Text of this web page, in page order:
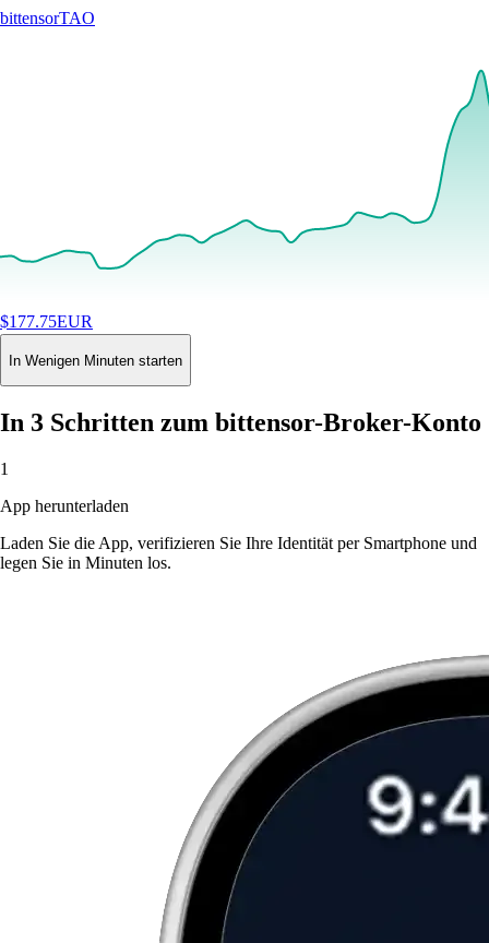
bittensorTAO
$177.75EUR
+4.59%24H
Buy
In Wenigen Minuten starten
In 3 Schritten zum bittensor-Broker-Konto
1
App herunterladen
Laden Sie die App, verifizieren Sie Ihre Identität per Smartphone und
legen Sie in Minuten los.